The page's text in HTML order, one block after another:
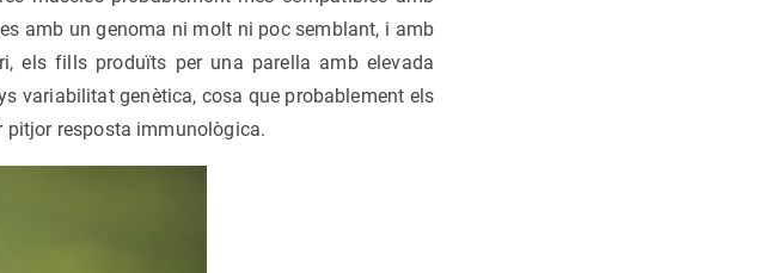
amb un genoma ni molt ni poc semblant, i amb
els fills produïts per una parella amb elevada
variabilitat genètica, cosa que probablement els
pitjor resposta immunològica.